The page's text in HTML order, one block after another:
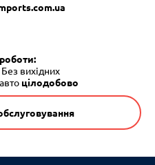
Без вихідних
цілодобово